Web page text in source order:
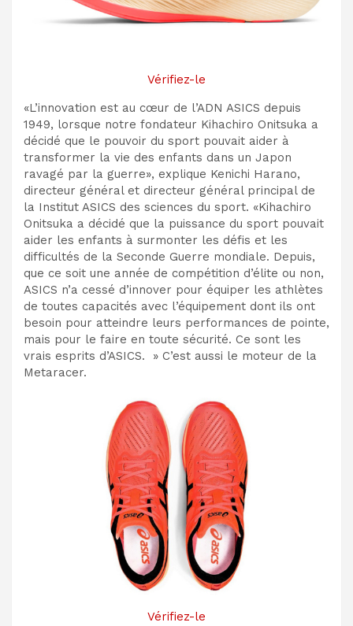
Vérifiez-le
«L’innovation est au cœur de l’ADN ASICS depuis
1949, lorsque notre fondateur Kihachiro Onitsuka a
décidé que le pouvoir du sport pouvait aider à
transformer la vie des enfants dans un Japon
ravagé par la guerre», explique Kenichi Harano,
directeur général et directeur général principal de
la Institut ASICS des sciences du sport. «Kihachiro
Onitsuka a décidé que la puissance du sport pouvait
aider les enfants à surmonter les défis et les
difficultés de la Seconde Guerre mondiale. Depuis,
que ce soit une année de compétition d’élite ou non,
ASICS n’a cessé d’innover pour équiper les athlètes
de toutes capacités avec l’équipement dont ils ont
besoin pour atteindre leurs performances de pointe,
mais pour le faire en toute sécurité. Ce sont les
vrais esprits d’ASICS. » C’est aussi le moteur de la
Metaracer.
Vérifiez-le